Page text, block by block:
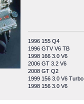
1996 155 Q4
1996 GTV V6 TB
1998 166 3.0 V6
2006 GT 3.2 V6
2008 GT Q2
1999 156 3.0 V6
1998 156 3.0 V6